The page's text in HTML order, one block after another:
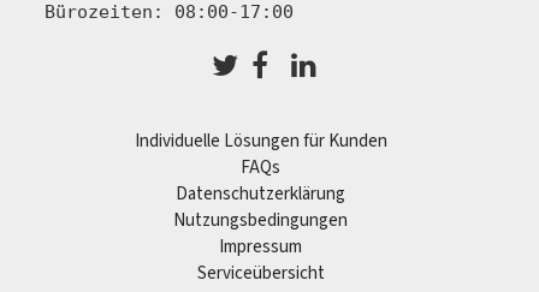
Bürozeiten: 08:00-17:00
Individuelle Lösungen für Kunden
FAQs
Datenschutzerklärung
Nutzungsbedingungen
Impressum
Serviceübersicht